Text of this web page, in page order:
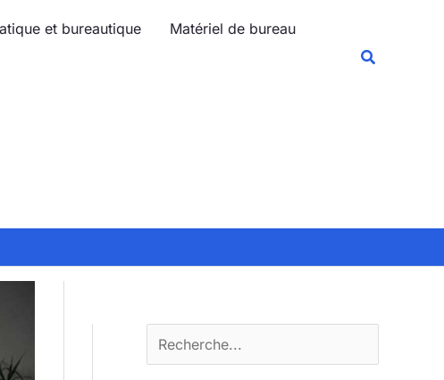
et bureautique Matériel de bureau
r